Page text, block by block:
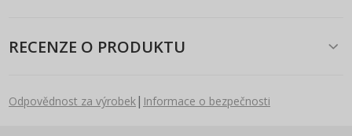
RECENZE O PRODUKTU
Odpovědnost za výrobek| Informace o bezpečnosti